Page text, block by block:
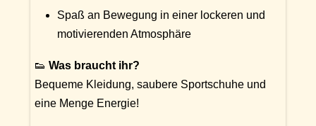
Spaß an Bewegung in einer lockeren und
motivierenden Atmosphäre
👟 Was braucht ihr?
Bequeme Kleidung, saubere Sportschuhe und
eine Menge Energie!